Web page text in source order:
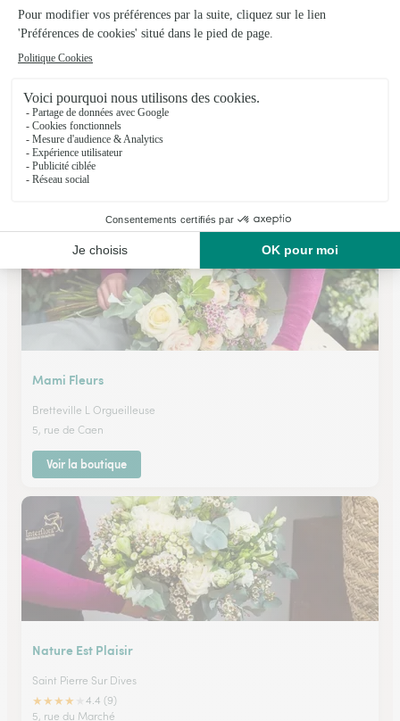
O Fleurs de Nath
Colleville Montgomery
★★★★★4.2 (77)
C.Cial Auchan Rue de la Mer
Mami Fleurs
Bretteville L Orgueilleuse
5, rue de Caen
Voir la boutique
Nature Est Plaisir
Saint Pierre Sur Dives
★★★★
4.4 (9)
5, rue du Marché